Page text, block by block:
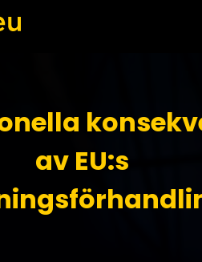
av EU:s